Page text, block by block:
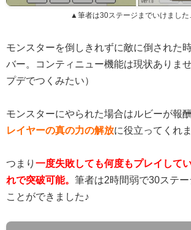
▲筆者は30ステージまでいけました
モンスターを倒しきれずに敵に倒された
バー。コンティニュー機能は現状ありま
プデでつくみたい）
モンスターにやられた場合はルビーが報
レイヤーの真の力の解放に役立ってくれま
つまり 一度失敗しても何度もプレイして
れで突破可能。 筆者は2時間弱で30ステ
ことができました♪